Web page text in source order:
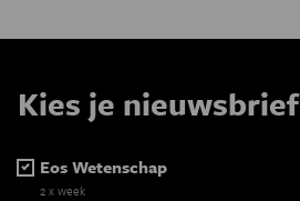
Kies je nieuwsbrief
Eos Wetenschap
2 x week